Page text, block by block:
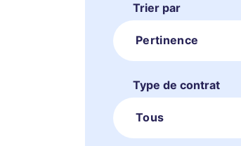
Trier par
Pertinence
Type de contrat
Tous